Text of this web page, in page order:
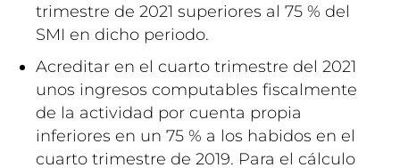
trimestre de 2021 superiores al 75 % del
SMI en dicho periodo.
Acreditar en el cuarto trimestre del 2021
unos ingresos computables fiscalmente
de la actividad por cuenta propia
inferiores en un 75 % a los habidos en el
cuarto trimestre de 2019. Para el cálculo